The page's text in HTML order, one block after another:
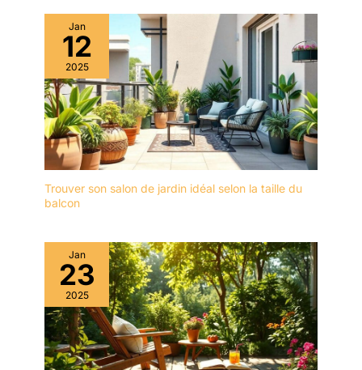
Jan
12
2025
Trouver son salon de jardin idéal selon la taille du
balcon
Jan
23
2025